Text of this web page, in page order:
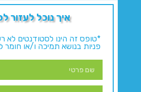
איך נוכל לעזור
*טופס זה הינו לסטודנטים לא
פניות בנושא תמיכה ו/או חומר